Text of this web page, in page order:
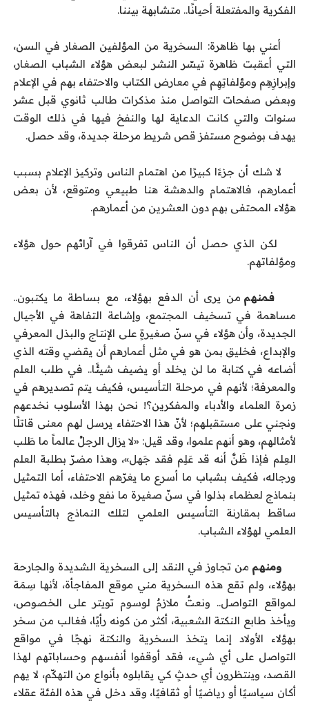
الفكرية والمفتعلة أحيانًا.. متشابهة بيننا.
أعني بها ظاهرة: السخرية من المؤلفين الصغار في السن،
التي أعقبت ظاهرة تيسّر النشر لبعض هؤلاء الشباب الصغار،
وإبرازِهِم ومؤلفاتِهِم في معارض الكتاب والاحتفاء بهم في الإعلام
وبعض صفحات التواصل منذ مذكرات طالب ثانوي قبل عشر
سنوات والتي كانت الدعاية لها والنفخ فيها في ذلك الوقت
يهدف بوضوح مستفز قص شريط مرحلة جديدة، وقد حصل.
لا شك أن جزءًا كبيرًا من اهتمام الناس وتركيز الإعلام بسبب
أعمارهم، فالاهتمام والدهشة هنا طبيعي ومتوقع، لأن بعض
هؤلاء المحتفى بهم دون العشرين من أعمارهم.
لكن الذي حصل أن الناس تفرقوا في آرائهم حول هؤلاء
ومؤلفاتهم.
فمنهم من يرى أن الدفع بهؤلاء، مع بساطة ما يكتبون..
مساهمة في تسخيف المجتمع، وإشاعة التفاهة في الأجيال
الجديدة، وأن هؤلاء في سنّ صغيرةٍ على الإنتاج والبذل المعرفي
والإبداع، فخليق بمن هو في مثل أعمارهم أن يقضي وقته الذي
أضاعه في كتابة ما لن يخلد أو يضيف شيئًا.. في طلب العلم
والمعرفة؛ لأنهم في مرحلة التأسيس، فكيف يتم تصديرهم في
زمرة العلماء والأدباء والمفكرين؟! نحن بهذا الأسلوب نخدعهم
ونجني على مستقبلهم؛ لأنّ هذا الاحتفاء يرسل لهم معنى قاتلًا
لأمثالهم، وهو أنهم علموا، وقد قيل: «لا يزال الرجلُ عالماً ما طَلب
العِلم فإذا ظَنَّ أنه قد عَلِم فقد جَهل»، وهذا مضرّ بطلبة العلم
ورجاله، فكيف بشباب ما أسرع ما يغرّهم الاحتفاء، أما التمثيل
بنماذج لعظماء بذلوا في سنّ صغيرة ما نفع وخلد، فهذه تمثيل
ساقط بمقارنة التأسيس العلمي لتلك النماذج بالتأسيس
العلمي لهؤلاء الشباب.
ومنهم من تجاوز في النقد إلى السخرية الشديدة والجارحة
بهؤلاء، ولم تقع هذه السخرية مني موقع المفاجأة، لأنها سِمَة
لمواقع التواصل.. ونعتٌ ملازمٌ لوسوم تويتر على الخصوص،
ويأخذ طابع النكتة الشعبية، أكثر من كونه رأيًا، فغالب من سخر
بهؤلاء الأولاد إنما يتخذ السخرية والنكتة نهجًا في مواقع
التواصل على أي شيء، فقد أوقفوا أنفسهم وحساباتهم لهذا
القصد، وينتظرون أي حدثٍ كي يقابلوه بأنواع من التهكّم، لا يهم
أكان سياسيًا أو رياضيًا أو ثقافيًا، وقد دخل في هذه الفئة عقلاء